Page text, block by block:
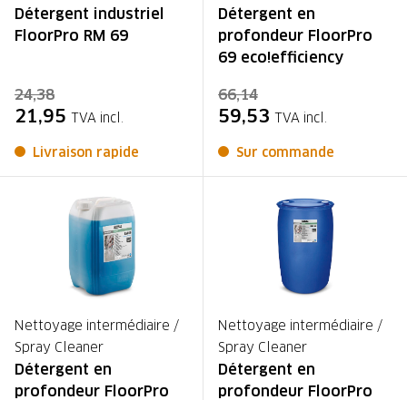
Détergent industriel
FloorPro RM 69
24,38
21,95 TVA incl.
Livraison rapide
Détergent en
profondeur FloorPro
69 eco!efficiency
66,14
59,53 TVA incl.
Sur commande
Nettoyage intermédiaire /
Spray Cleaner
Détergent en
profondeur FloorPro
Nettoyage intermédiaire /
Spray Cleaner
Détergent en
profondeur FloorPro